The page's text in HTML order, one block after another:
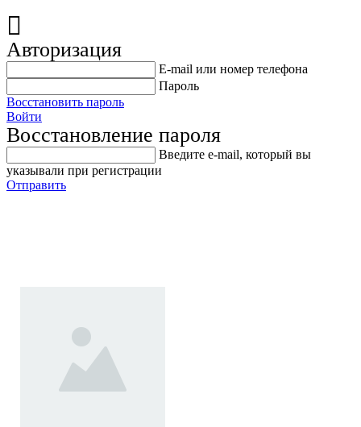
Авторизация
E-mail или номер телефона
Пароль
Восстановить пароль
Войти
Восстановление пароля
Введите е-mail, который вы
указывали при регистрации
Отправить